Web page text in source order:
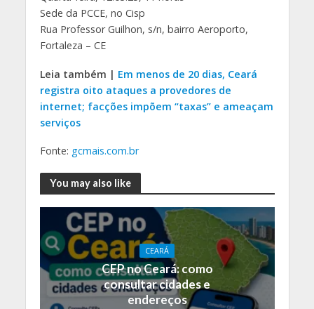
Sede da PCCE, no Cisp
Rua Professor Guilhon, s/n, bairro Aeroporto,
Fortaleza – CE
Leia também | Em menos de 20 dias, Ceará
registra oito ataques a provedores de
internet; facções impõem “taxas” e ameaçam
serviços
Fonte: gcmais.com.br
You may also like
CEARÁ
CEP no Ceará: como
consultar cidades e
endereços